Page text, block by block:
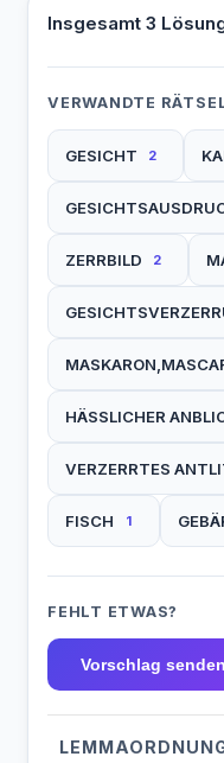
Insgesamt 3
VERWANDTE
GESICHT 2
ZERRBILD 2
HÄSSLICHER
VERZERRTES
FISCH 1
FEHLT ETWAS?
Vorschlag senden